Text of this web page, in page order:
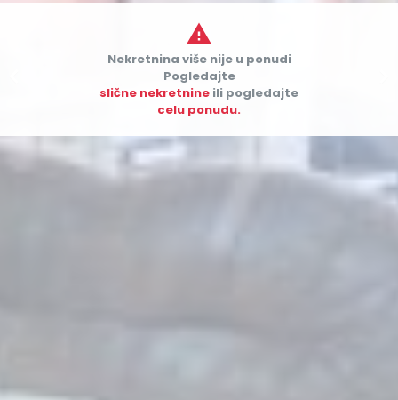

Nekretnina više nije u ponudi
Pogledajte
slične nekretnine ili pogledajte
celu ponudu.